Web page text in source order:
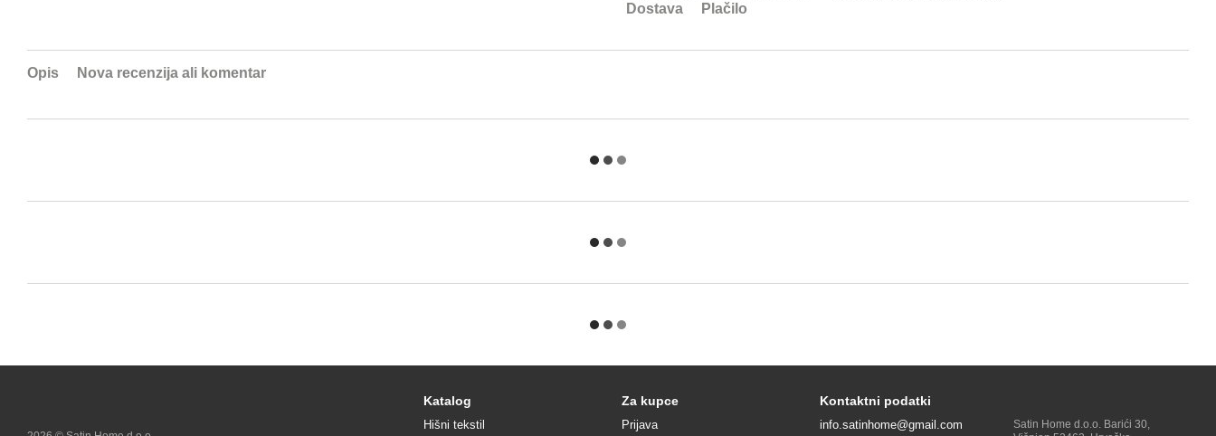
Dostava Plačilo
Opis Nova recenzija ali komentar
Katalog
Hišni tekstil
Za kupce
Prijava
Kontaktni podatki
info.satinhome@gmail.com
Satin Home d.o.o. Barići 30,